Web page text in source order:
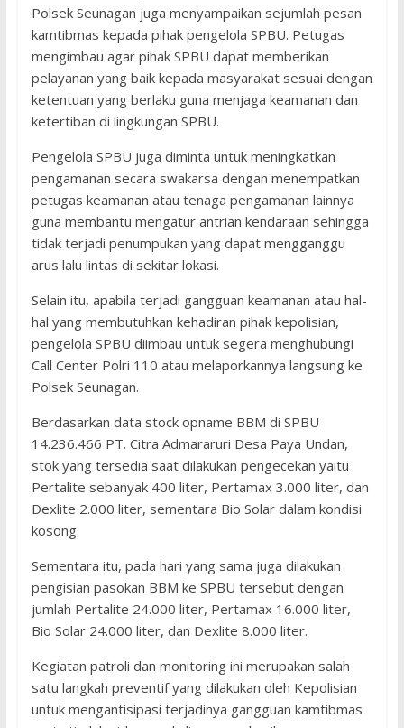
Polsek Seunagan juga menyampaikan sejumlah pesan
kamtibmas kepada pihak pengelola SPBU. Petugas
mengimbau agar pihak SPBU dapat memberikan
pelayanan yang baik kepada masyarakat sesuai dengan
ketentuan yang berlaku guna menjaga keamanan dan
ketertiban di lingkungan SPBU.
Pengelola SPBU juga diminta untuk meningkatkan
pengamanan secara swakarsa dengan menempatkan
petugas keamanan atau tenaga pengamanan lainnya
guna membantu mengatur antrian kendaraan sehingga
tidak terjadi penumpukan yang dapat mengganggu
arus lalu lintas di sekitar lokasi.
Selain itu, apabila terjadi gangguan keamanan atau hal-
hal yang membutuhkan kehadiran pihak kepolisian,
pengelola SPBU diimbau untuk segera menghubungi
Call Center Polri 110 atau melaporkannya langsung ke
Polsek Seunagan.
Berdasarkan data stock opname BBM di SPBU
14.236.466 PT. Citra Admararuri Desa Paya Undan,
stok yang tersedia saat dilakukan pengecekan yaitu
Pertalite sebanyak 400 liter, Pertamax 3.000 liter, dan
Dexlite 2.000 liter, sementara Bio Solar dalam kondisi
kosong.
Sementara itu, pada hari yang sama juga dilakukan
pengisian pasokan BBM ke SPBU tersebut dengan
jumlah Pertalite 24.000 liter, Pertamax 16.000 liter,
Bio Solar 24.000 liter, dan Dexlite 8.000 liter.
Kegiatan patroli dan monitoring ini merupakan salah
satu langkah preventif yang dilakukan oleh Kepolisian
untuk mengantisipasi terjadinya gangguan kamtibmas